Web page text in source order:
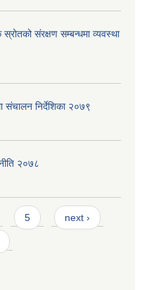
संरक्षण सम्बन्धमा व्यवस्था
संचालन निर्देशिका २०७९
२०७८
5 next ›